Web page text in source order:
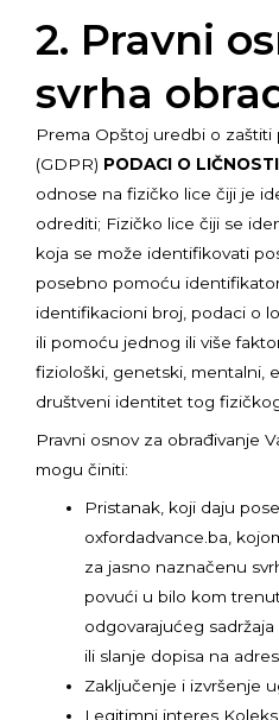
2. Pravni
svrha
Prema Opštoj uredbi o zaštiti
(GDPR) PODACI O LIČNOSTI
odnose na fizičko lice čiji je
odrediti; Fizičko lice čiji se
koja se može identifikovati
posebno pomoću
identifikacioni broj, podaci o
ili pomoću jednog ili više
fiziološki, genetski, mentalni,
društveni identitet tog fizičkog
Pravni osnov za obrađivanje
mogu činiti:
Pristanak, koji daju
oxfordadvance.ba,
za jasno naznačenu
povući u bilo kom
odgovarajućeg
ili slanje dopisa na
Zaključenje i izvršenje
Legitimni interes